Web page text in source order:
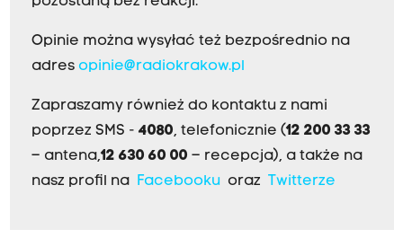
Opinie można wysyłać też bezpośrednio na
adres opinie@radiokrakow.pl
Zapraszamy również do kontaktu z nami
poprzez SMS - 4080, telefonicznie (12 200 33 33
– antena,12 630 60 00 – recepcja), a także na
nasz profil na Facebookuoraz Twitterze